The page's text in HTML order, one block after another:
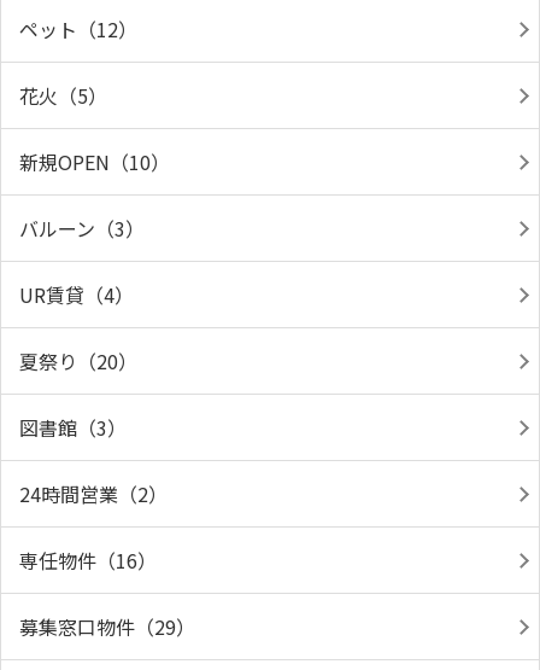
ペット（12）
花火（5）
新規OPEN（10）
バルーン（3）
UR賃貸（4）
夏祭り（20）
図書館（3）
24時間営業（2）
専任物件（16）
募集窓口物件（29）